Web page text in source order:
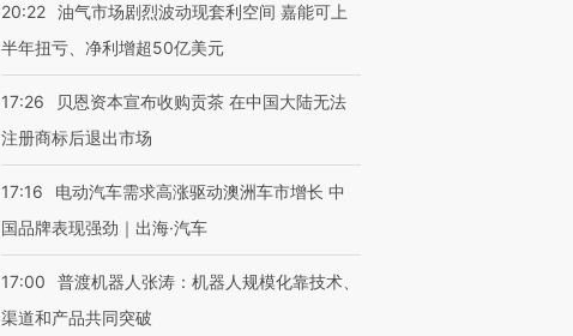
20:22 油气市场剧烈波动现套利空间 嘉能可上
半年扭亏、净利增超50亿美元
17:26
贝恩资本宣布收购贡茶 在中国大陆无法
注册商标后退出市场
17:16
电动汽车需求高涨驱动澳洲车市增长 中
国品牌表现强劲｜出海·汽车
17:00
普渡机器人张涛：机器人规模化靠技术、
渠道和产品共同突破